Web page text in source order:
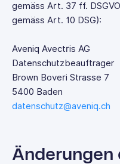
gemäss Art. 37 ff.
gemäss Art. 10 DSG):
Aveniq Avectris AG
Datenschutzbeauftrager
Brown Boveri Strasse 7
5400 Baden
datenschutz@aveniq.ch
Änderungen